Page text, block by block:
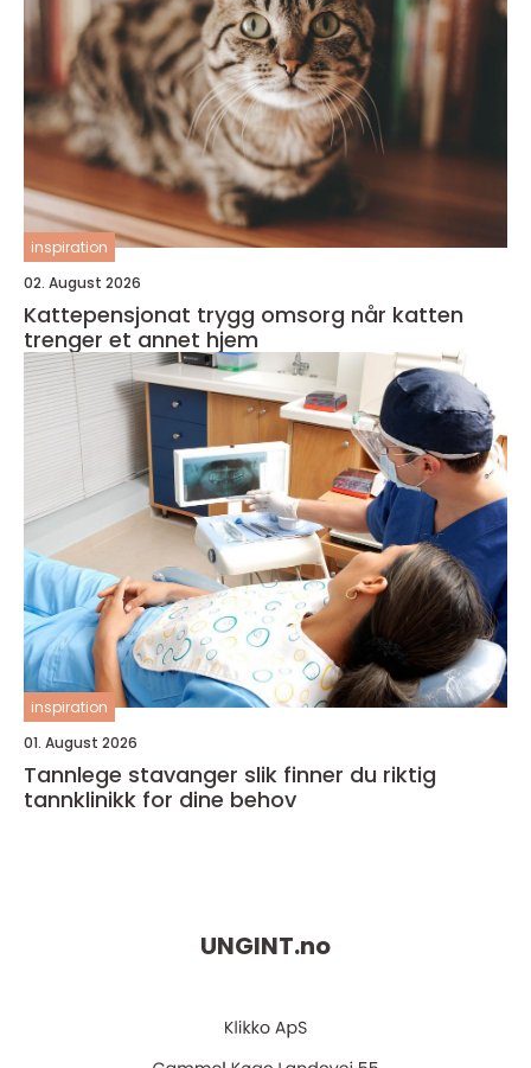
inspiration
02. August 2026
Kattepensjonat trygg omsorg når katten
trenger et annet hjem
inspiration
01. August 2026
Tannlege stavanger slik finner du riktig
tannklinikk for dine behov
UNGINT.no